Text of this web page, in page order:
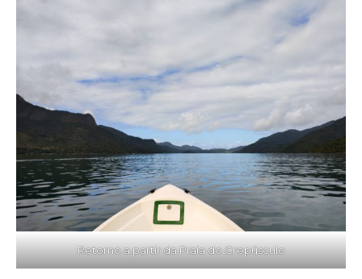
Retorno a partir da Praia do Crepúsculo